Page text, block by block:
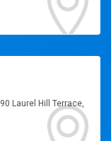
Laurel Hill Terrace,